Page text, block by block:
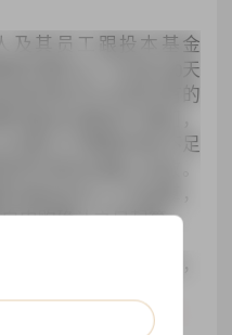
及其员工跟投本基金
定期为6个月(按180天
投资者仅可对其持有的
基金份额进行赎回，
(算头不算尾)持有不足
申请将会确认失败。
基金成立之日起算，
申购确认之日起算。
周最后一个交易日，
T(开放日)-1自然日15:00